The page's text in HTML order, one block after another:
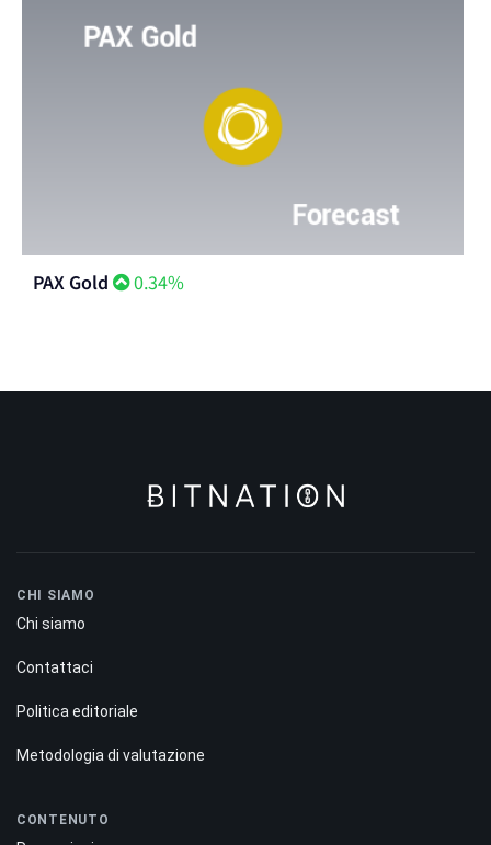
PAX Gold 0.34%
CHI SIAMO
Chi siamo
Contattaci
Politica editoriale
Metodologia di valutazione
CONTENUTO